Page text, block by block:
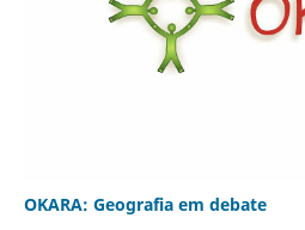
OKARA: Geografia em debate